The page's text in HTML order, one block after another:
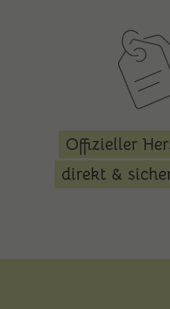
Offizieller
direkt &